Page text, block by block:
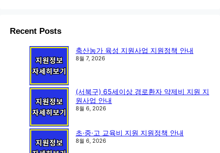
Recent Posts
축산농가 육성 지원사업 지원정책 안내
8월 7, 2026
(서북구) 65세이상 경로환자 약제비 지원 지
원사업 안내
8월 6, 2026
초·중·고 교육비 지원 지원정책 안내
8월 6, 2026